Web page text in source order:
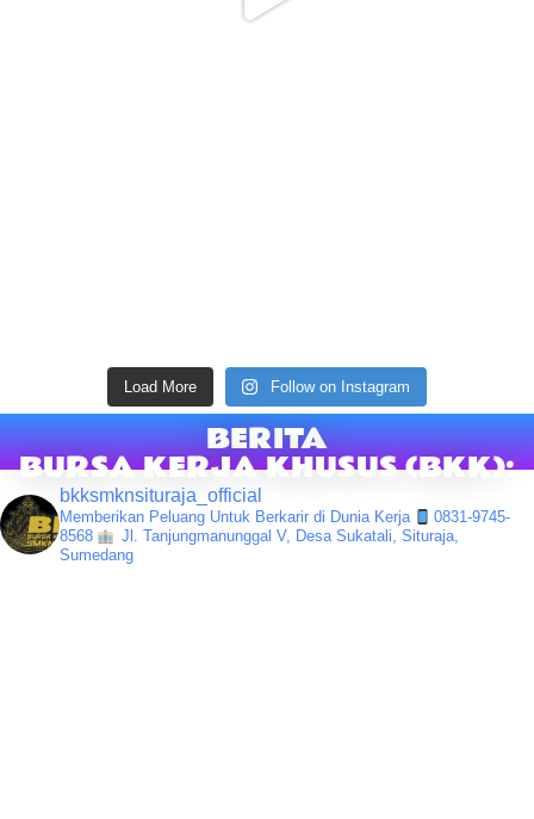
Load More Follow on Instagram
BERITA
BURSA KERJA KHUSUS (BKK):
bkksmknsituraja_official
Memberikan Peluang Untuk Berkarir di Dunia Kerja
0831-9745-
8568
Jl. Tanjungmanunggal V, Desa Sukatali, Situraja,
Sumedang